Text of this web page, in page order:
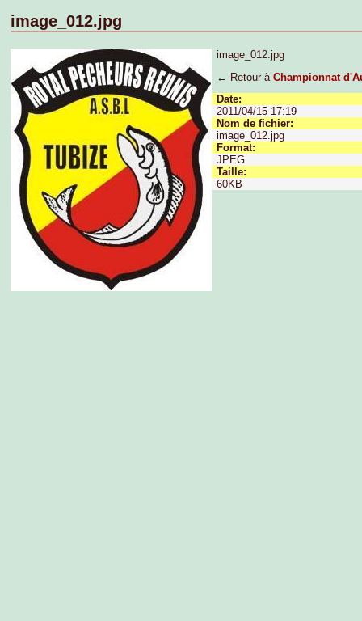
image_012.jpg
image_012.jpg
← Retour àChampionnat
Date:
2011/04/15 17:19
Nom de fichier:
image_012.jpg
Format:
JPEG
Taille:
60KB